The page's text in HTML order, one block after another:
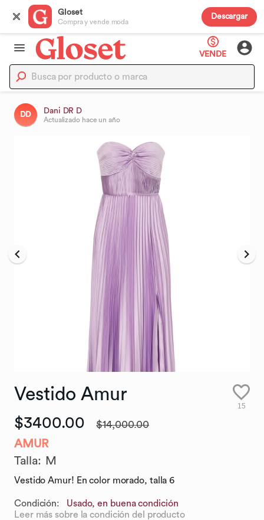
Gloset
Compra y vende moda
Descargar
VENDE
DD Dani DR D
Actualizado hace un año
Vestido Amur
15
$3400.00 $14,000.00
AMUR
Talla: M
Vestido Amur! En color morado, talla 6
Condición:
Usado, en buena condición
Leer más sobre la condición del producto